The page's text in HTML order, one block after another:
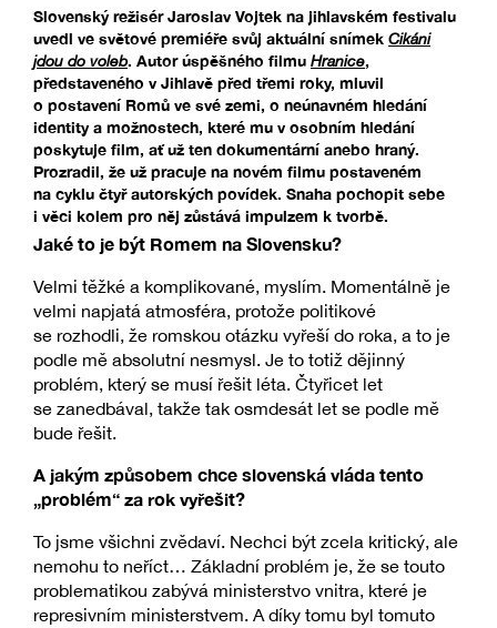
Slovenský režisér Jaroslav Vojtek na jihlavském festivalu
uvedl ve světové premiéře svůj aktuální snímek Cikáni
jdou do voleb. Autor úspěšného filmu Hranice,
představeného v Jihlavě před třemi roky, mluvil
o postavení Romů ve své zemi, o neúnavném hledání
identity a možnostech, které mu v osobním hledání
poskytuje film, ať už ten dokumentární anebo hraný.
Prozradil, že už pracuje na novém filmu postaveném
na cyklu čtyř autorských povídek. Snaha pochopit sebe
i věci kolem pro něj zůstává impulzem k tvorbě.
Jaké to je být Romem na Slovensku?
Velmi těžké a komplikované, myslím. Momentálně je
velmi napjatá atmosféra, protože politikové
se rozhodli, že romskou otázku vyřeší do roka, a to je
podle mě absolutní nesmysl. Je to totiž dějinný
problém, který se musí řešit léta. Čtyřicet let
se zanedbával, takže tak osmdesát let se podle mě
bude řešit.
A jakým způsobem chce slovenská vláda tento
„problém“ za rok vyřešit?
To jsme všichni zvědaví. Nechci být zcela kritický, ale
nemohu to neříct… Základní problém je, že se touto
problematikou zabývá ministerstvo vnitra, které je
represivním ministerstvem. A díky tomu byl tomuto